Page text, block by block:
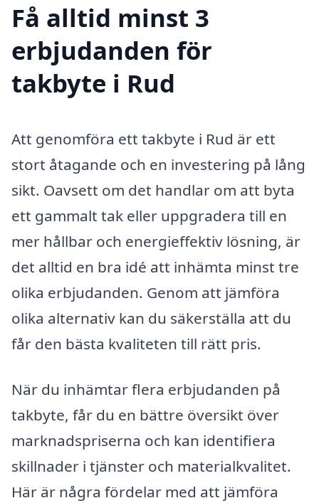
Få alltid minst 3
erbjudanden för
takbyte i Rud
Att genomföra ett takbyte i Rud är ett
stort åtagande och en investering på lång
sikt. Oavsett om det handlar om att byta
ett gammalt tak eller uppgradera till en
mer hållbar och energieffektiv lösning, är
det alltid en bra idé att inhämta minst tre
olika erbjudanden. Genom att jämföra
olika alternativ kan du säkerställa att du
får den bästa kvaliteten till rätt pris.
När du inhämtar flera erbjudanden på
takbyte, får du en bättre översikt över
marknadspriserna och kan identifiera
skillnader i tjänster och materialkvalitet.
Här är några fördelar med att jämföra